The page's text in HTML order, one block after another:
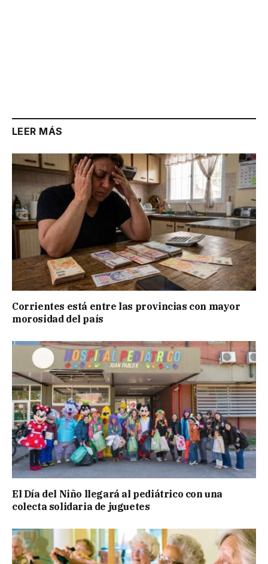
LEER MÁS
Corrientes está entre las provincias con mayor
morosidad del país
El Día del Niño llegará al pediátrico con una
colecta solidaria de juguetes